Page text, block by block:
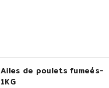
Ailes de poulets fumeés-
1KG